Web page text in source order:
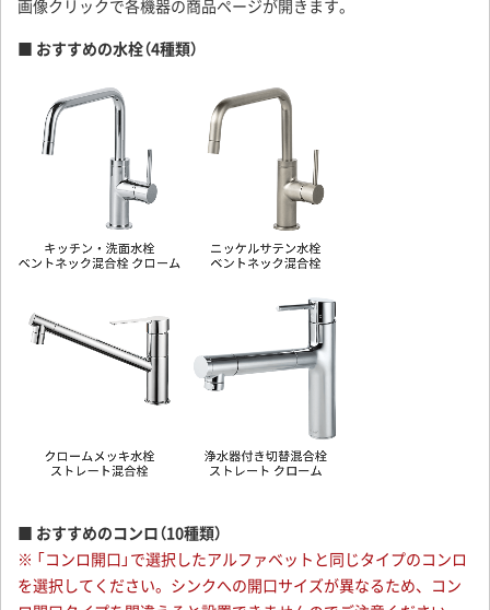
する場合
水栓穴「不要」と選択してください。
■ コンロ開口について
開口サイズは、各機種ごとに割り振られたアルファベットと合う
ものを選択すればOKです。詳しくは、下部の「このキッチンにお
すすめの機器（別売り）」欄をご確認ください。
設置予定のコンロに合った開口サイズを選択してください。
- 卓上コンロを別途用意する場合
- 【 配置 】で「コンロなし」を選んだ場合
コンロ開口「不要」を選択してください。
■ バックガードについて
画像クリックで各機器の商品ページが開きます。
■ おすすめの水栓（4種類）
■ おすすめのコンロ（10種類）
※ 「コンロ開口」で選択したアルファベットと同じタイプのコンロ
を選択してください。シンクへの開口サイズが異なるため、コン